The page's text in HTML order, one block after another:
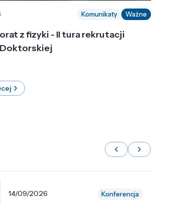
Komunikaty Ważne
z fizyki - II tura rekrutacji
Doktorskiej
14/09/2026 Konferencja